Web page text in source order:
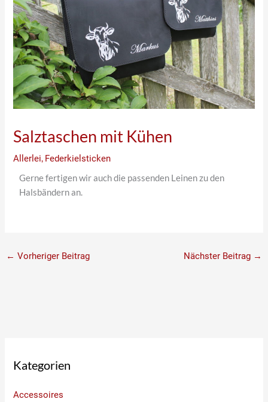
Salztaschen mit Kühen
Allerlei, Federkielsticken
Gerne fertigen wir auch die passenden Leinen zu den
Halsbändern an.
← Vorheriger Beitrag Nächster Beitrag →
Kategorien
Accessoires